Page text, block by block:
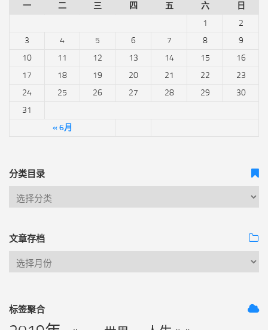
一
二 三 四 五 六 日
« 6月
1
2
3
4 5 6 7 8
9
10
11 12 13 14 15
16
17
18 19 20 21 22
23
24
25 26 27 28 29
30
31
分类目录
文章存档
标签聚合